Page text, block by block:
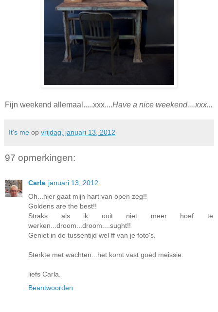
Fijn weekend allemaal.....xxx....Have a nice weekend....xxx...
It's me op vrijdag, januari 13, 2012
97 opmerkingen:
Carla januari 13, 2012
Oh...hier gaat mijn hart van open zeg!!
Goldens are the best!!
Straks als ik ooit niet meer hoef te
werken...droom...droom....sught!!
Geniet in de tussentijd wel ff van je foto's.
Sterkte met wachten...het komt vast goed meissie.
liefs Carla.
Beantwoorden